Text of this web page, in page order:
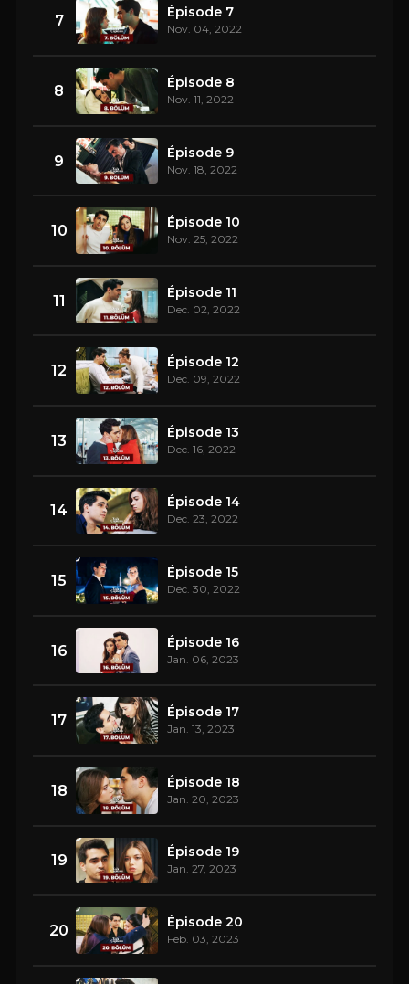
7 Épisode 7
Nov. 04, 2022
8 Épisode 8
Nov. 11, 2022
9 Épisode 9
Nov. 18, 2022
10 Épisode 10
Nov. 25, 2022
11 Épisode 11
Dec. 02, 2022
12 Épisode 12
Dec. 09, 2022
13 Épisode 13
Dec. 16, 2022
14 Épisode 14
Dec. 23, 2022
15 Épisode 15
Dec. 30, 2022
16 Épisode 16
Jan. 06, 2023
17 Épisode 17
Jan. 13, 2023
18 Épisode 18
Jan. 20, 2023
19 Épisode 19
Jan. 27, 2023
20 Épisode 20
Feb. 03, 2023